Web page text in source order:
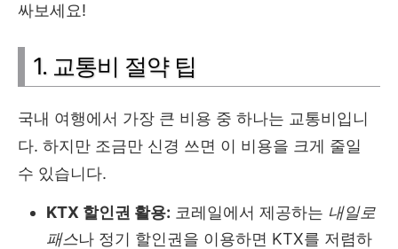
싸보세요!
1. 교통비 절약 팁
국내 여행에서 가장 큰 비용 중 하나는 교통비입니
다. 하지만 조금만 신경 쓰면 이 비용을 크게 줄일
수 있습니다.
KTX 할인권 활용: 코레일에서 제공하는 내일로
패스나 정기 할인권을 이용하면 KTX를 저렴하